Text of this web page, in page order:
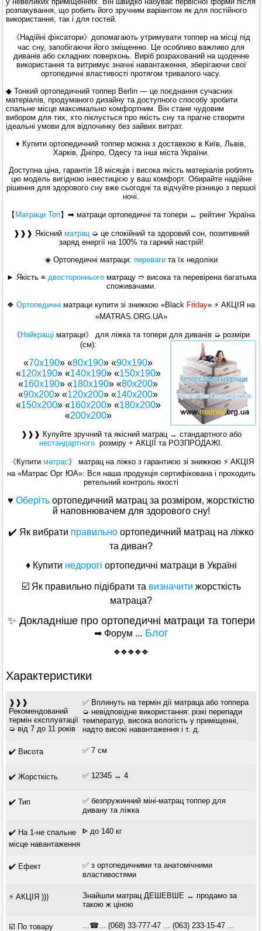
розпакування, що робить його зручним варіантом як для постійного
використання, так і для гостей.
《Надійні фіксатори》допомагають утримувати топпер на місці під
час сну, запобігаючи його зміщенню. Це особливо важливо для
диванів або складних поверхонь. Виріб розрахований на щоденне
використання та витримує значні навантаження, зберігаючи свої
ортопедичні властивості протягом тривалого часу.
◆ Тонкий ортопедичний топпер Berlin — це поєднання сучасних
матеріалів, продуманого дизайну та доступного способу зробити
спальне місце максимально комфортним. Він стане чудовим
вибором для тих, хто піклується про якість сну та прагне створити
ідеальні умови для відпочинку без зайвих витрат.
♦ Купити ортопедичний топпер можна з доставкою в Київ, Львів,
Харків, Дніпро, Одесу та інші міста України.
Доступна ціна, гарантія 18 місяців і висока якість матеріалів роблять
цю модель вигідною інвестицією у ваш комфорт. Обирайте надійне
рішення для здорового сну вже сьогодні та відчуйте різницю з першої
ночі.
【 Матраци Топ】 ➡ матраци ортопедичні та топери ↔ рейтинг Україна
❱❱❱ Якісний матрац➭ це спокійний та здоровий сон, позитивний
заряд енергії на 100% та гарний настрій!
◈ Ортопедичні матраци: перевагита їх недоліки
► Якість ≡ двосторонньогоматрацу ➱ висока та перевірена багатьма
споживачами.
❖ Ортопедичні матраци купити зі знижкою «Black Friday» ⚡ АКЦІЯ на
«MATRAS.ORG.UA»
《 Найкращі матраци》 для ліжка та топери для диванів ➭ розміри
(см):
«70х190» «80х190» «90х190»
«120x190» «140х190» «150x190»
«160x190» «180x190» «80x200»
«90x200» «120x200» «140x200»
«150x200» «160х200» «180х200»
«200x200»
❱❱❱ Купуйте зручний та якісний матрац ↔ стандартного або
нестандартного розміру + АКЦІЇ та РОЗПРОДАЖІ.
《Купити матрас》 матрац на ліжко з гарантиєю зі знижкою ⚡ АКЦІЯ
на «Матраc Орг ЮА»: Вся наша продукція сертифікована і проходить
ретельний контроль якості
♥ Оберіть ортопедичний матрац за розміром, жорсткістю
й наповнювачем для здорового сну!
✔️ Як вибрати правильно ортопедичний матрац на ліжко
та диван?
♦ Купити недорогі ортопедичні матраци в Україні
☑️ Як правильно підібрати та визначити жорсткість
матраца?
✨ Докладніше про ортопедичні матраци та топери
➡ Форум ... Блог
❖❖❖❖❖
Характеристики
❱❱❱
Рекомендований
термін єксплуатації
➭ від 7 до 11 років
✅ Вплинуть на термін дії матраца або топпера
➭ невідповідне використання: різкі перепади
температур, висока вологість у приміщенні,
надто високі навантаження і т. д.
✔️ Висота ✅ 7 см
✔️ Жорсткість ✅ 12345 ↔ 4
✔️ Тип
✅ безпружинний міні-матрац топпер для
дивану та ліжка
✔️ На 1-не спальне
місце навантаження
ᐈ до 140 кг
✔️ Ефект
✅ з ортопедичними та анатомічними
властивостями
⚡ АКЦІЯ )))
Знайшли матрац ДЕШЕВШЕ ↔ продамо за
такою ж ціною
☑️ По товару
...☎... (068) 33-777-47 ... (063) 233-15-47 ...